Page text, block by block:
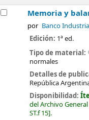
Memoria y
por Banco
Edición: 1ª ed.
Tipo de material:
normales
Detalles de
República
Disponibilidad:
del Archivo
ST.f 15 .